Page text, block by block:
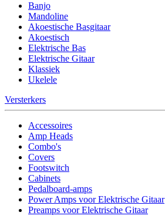
Banjo
Mandoline
Akoestische Basgitaar
Akoestisch
Elektrische Bas
Elektrische Gitaar
Klassiek
Ukelele
Versterkers
Accessoires
Amp Heads
Combo's
Covers
Footswitch
Cabinets
Pedalboard-amps
Power Amps voor Elektrische Gitaar
Preamps voor Elektrische Gitaar